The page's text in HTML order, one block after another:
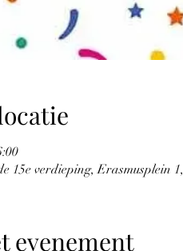
15e verdieping, Erasmusplein
evenement